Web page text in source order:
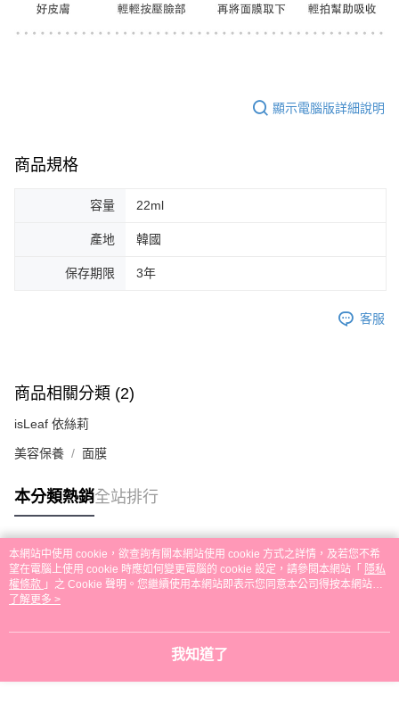
顯示電腦版詳細說明
商品規格
容量 22ml
產地 韓國
保存期限 3年
客服
商品相關分類 (2)
isLeaf 依絲莉
美容保養 面膜
本分類熱銷全站排行
熱門標籤
本網站中使用 cookie，欲查詢有關本網站使用 cookie 方式之詳情，及若您不希
望在電腦上使用 cookie 時應如何變更電腦的 cookie 設定，請參閱本網站「 隱私
權條款 」之 Cookie 聲明。您繼續使用本網站即表示您同意本公司得按本網站使
用條款之 Cookie 聲明使用 cookie。
了解更多 >
我知道了